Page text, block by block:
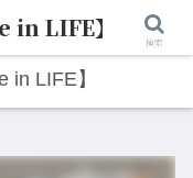
写真と日々のこと。
in LIFE】
in LIFE】 検索